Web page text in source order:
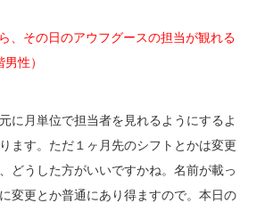
、その日のアウフグースの担当が観れる
性）
に月単位で担当者を見れるようにするよ
ます。ただ１ヶ月先のシフトとかは変更
どうした方がいいですかね。名前が載っ
変更とか普通にあり得ますので。本日の